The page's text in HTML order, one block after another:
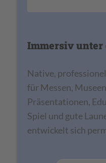
Immersiv unter
Native,
für Messen,
Präsentationen,
Spiel und gute
entwickelt sich